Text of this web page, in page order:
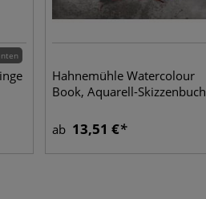
Hahnemühle Watercolour
Book, Aquarell-Skizzenbuch
ab 13,51 €